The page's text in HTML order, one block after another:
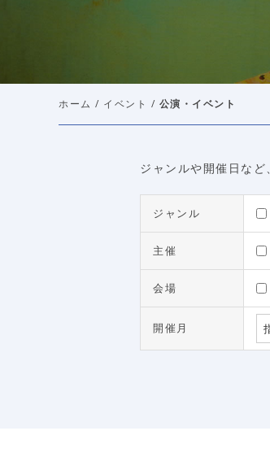
ホーム / イベント / 公演・イベント
ジャンルや開催日など
ジャンル
主催
会場
開催月